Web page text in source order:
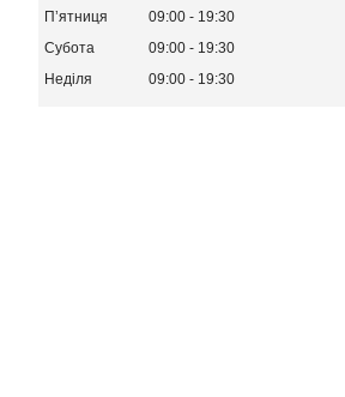
Пʼятниця
09:00
19:30
Субота
09:00
19:30
Неділя
09:00 19:30